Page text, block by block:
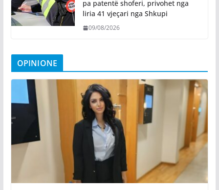
pa patentë shoferi, privohet nga
liria 41 vjeçari nga Shkupi
09/08/2026
OPINIONE